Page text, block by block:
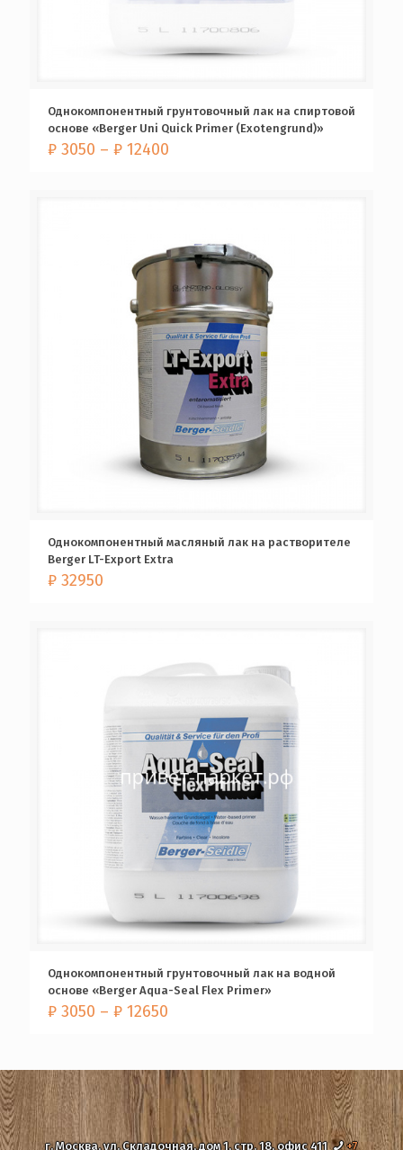
Однокомпонентный грунтовочный лак на спиртовой
основе «Berger Uni Quick Primer (Exotengrund)»
₽ 3050 – ₽ 12400
Однокомпонентный масляный лак на растворителе
Berger LT-Export Extra
₽ 32950
Однокомпонентный грунтовочный лак на водной
основе «Berger Aqua-Seal Flex Primer»
₽ 3050 – ₽ 12650
г. Москва, ул. Складочная, дом 1, стр. 18, офис 411 +7